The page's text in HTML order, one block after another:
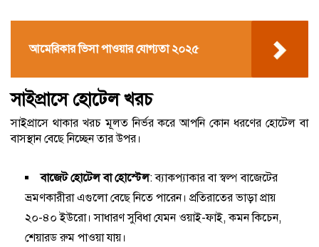
আমেরিকার ভিসা পাওয়ার যোগ্যতা ২০২৫
সাইপ্রাসে হোটেল খরচ
সাইপ্রাসে থাকার খরচ মূলত নির্ভর করে আপনি কোন ধরণের হোটেল বা
বাসস্থান বেছে নিচ্ছেন তার উপর।
বাজেট হোটেল বা হোস্টেল: ব্যাকপ্যাকার বা স্বল্প বাজেটের
ভ্রমণকারীরা এগুলো বেছে নিতে পারেন। প্রতিরাতের ভাড়া প্রায়
২০-৪০ ইউরো। সাধারণ সুবিধা যেমন ওয়াই-ফাই, কমন কিচেন,
শেয়ারড রুম পাওয়া যায়।